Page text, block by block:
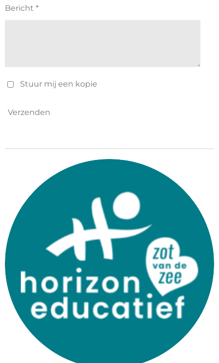
Bericht *
Stuur mij een kopie
Verzenden